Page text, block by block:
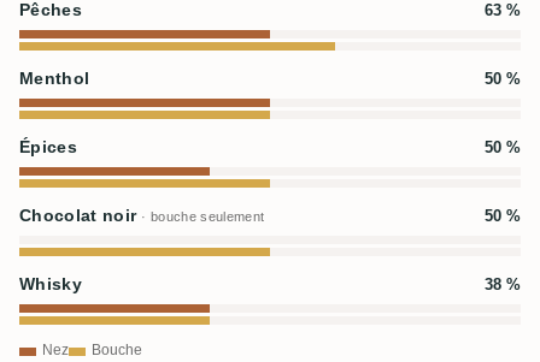
Pêches 63 %
Menthol 50 %
Épices 50 %
Chocolat noir · bouche seulement 50 %
Whisky 38 %
Nez Bouche